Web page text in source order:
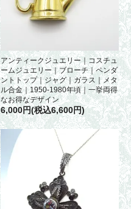
アンティークジュエリー｜コスチュ
ームジュエリー｜ブローチ｜ペンダ
ントトップ｜ジャグ｜ガラス｜メタ
ル合金｜1950-1980年頃｜一挙両得
なお得なデザイン
6,000円(税込6,600円)